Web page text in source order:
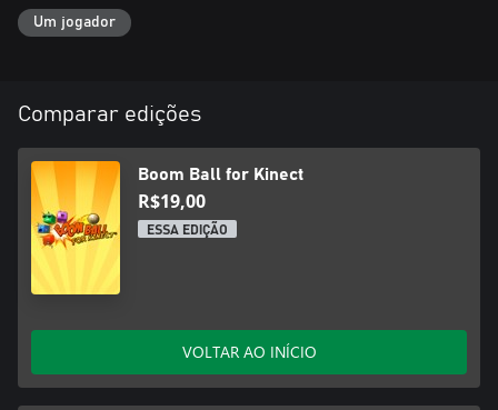
Um jogador
Comparar edições
Boom Ball for Kinect
R$19,00
ESSA EDIÇÃO
VOLTAR AO INÍCIO